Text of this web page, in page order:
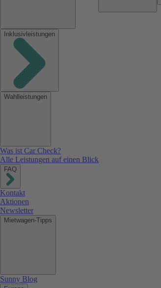
Inklusivleistungen
Wahlleistungen
Was ist Car Check?
Alle Leistungen auf einen Blick
FAQ
Kontakt
Aktionen
Newsletter
Mietwagen-Tipps
Sunny Blog